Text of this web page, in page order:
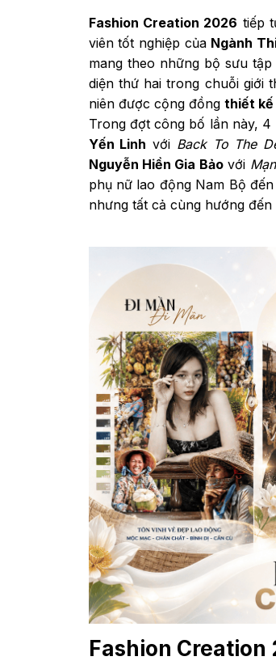
Fashion Creation 2026 tiếp
viên tốt nghiệp của Ngành
mang theo những bộ sưu
diện thứ hai trong chuỗi giới
niên được cộng đồng thiết kế
Trong đợt công bố lần này, 4
Yến Linh với Back To The
Nguyễn Hiền Gia Bảovới
phụ nữ lao động Nam Bộ
nhưng tất cả cùng hướng
Fashion Creation